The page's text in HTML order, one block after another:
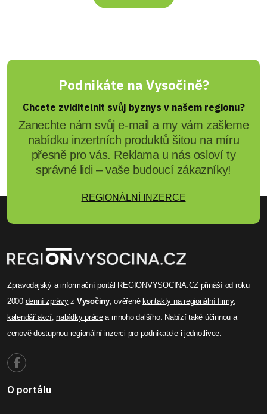
Podnikáte na Vysočině?
Chcete zviditelnit svůj byznys v našem regionu?
Zanechte nám svůj e-mail a my vám zašleme
nabídku inzertních produktů šitou na míru
přesně pro vás. Reklama u nás osloví ty
správné lidi – vaše budoucí zákazníky!
REGIONÁLNÍ INZERCE
Zpravodajský a informační portál REGIONVYSOCINA.CZ přináší od roku
2000 denní zprávyz Vysočiny, ověřené kontakty na regionální firmy,
kalendář akcí,nabídky prácea mnoho dalšího. Nabízí také účinnou a
cenově dostupnou regionální inzerci pro podnikatele i jednotlivce.
O portálu